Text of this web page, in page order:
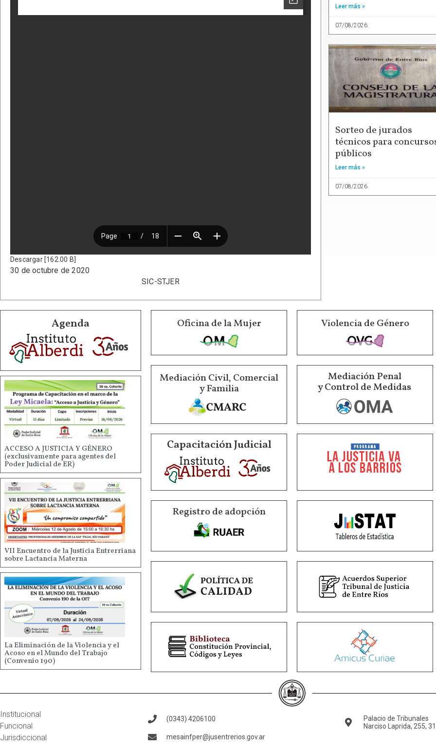
Descargar [162.00 B]
30 de octubre de 2020
SIC-STJER
Leer más »
07/08/2026
Sorteo de jurados
técnicos para
públicos
Leer más »
07/08/2026
Agenda
ACCESO A JUSTICIA Y GÉNERO
(exclusivamente para agentes del
Poder Judicial de ER)
VII Encuentro de la Justicia Entrerriana
sobre Lactancia Materna
La Eliminación de la Violencia y el
Acoso en el Mundo del Trabajo
(Convenio 190)
Oficina de la Mujer Violencia de Género
Mediación Civil, Comercial
y Familia
Mediación Penal
y Control de Medidas
Capacitación Judicial
Registro de adopción
Institucional
Funcional
Jurisdiccional
(0343) 4206100
mesainfper@jusentrerios.gov.ar
Palacio de Tribunales
Narciso Laprida, 255,